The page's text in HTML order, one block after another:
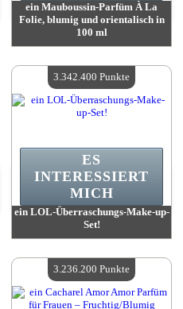
ein Mauboussin-Parfüm À La
Folie, blumig und orientalisch in
100 ml
Verfügbare Menge:4
ein LOL-Überraschungs-Make-up-
Set!
Verfügbare Menge:4
ES
INTERESSIERT
MICH
3.342.400 Punkte
3.236.200 Punkte